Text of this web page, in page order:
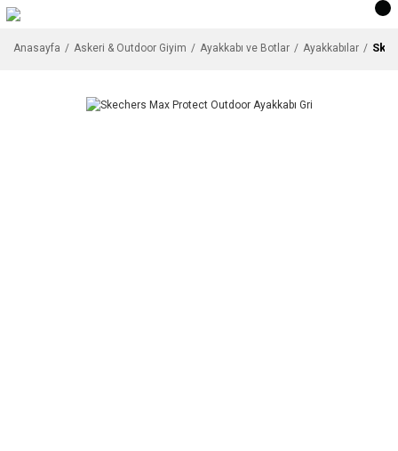
Anasayfa Askeri & Outdoor Giyim Ayakkabı ve Botlar Ayakkabılar